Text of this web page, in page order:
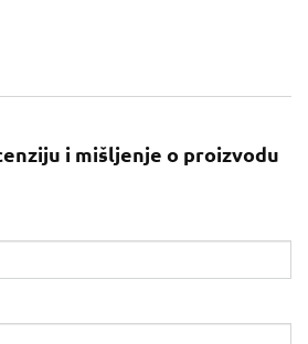
i mišljenje o proizvodu